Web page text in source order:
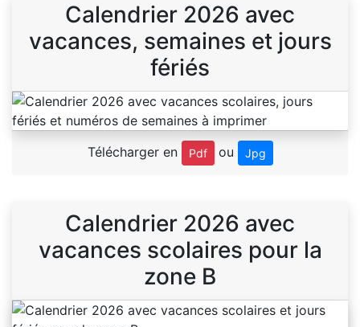
Calendrier 2026 avec
vacances, semaines et jours
fériés
Télécharger en Pdf ou Jpg
Calendrier 2026 avec
vacances scolaires pour la
zone B